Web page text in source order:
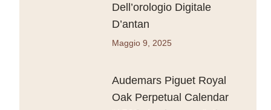
Dell’orologio Digitale
D’antan
Maggio 9, 2025
Audemars Piguet Royal
Oak Perpetual Calendar